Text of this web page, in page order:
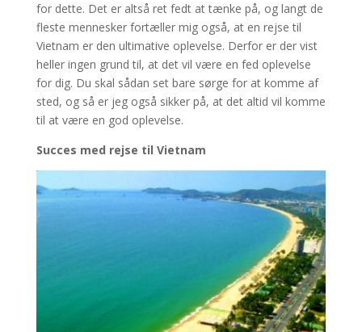
for dette. Det er altså ret fedt at tænke på, og langt de
fleste mennesker fortæller mig også, at en rejse til
Vietnam er den ultimative oplevelse. Derfor er der vist
heller ingen grund til, at det vil være en fed oplevelse
for dig. Du skal sådan set bare sørge for at komme af
sted, og så er jeg også sikker på, at det altid vil komme
til at være en god oplevelse.
Succes med rejse til Vietnam